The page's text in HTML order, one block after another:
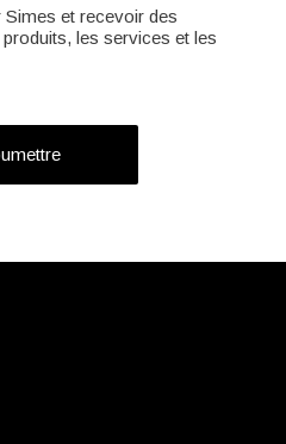
et recevoir des
les services et les